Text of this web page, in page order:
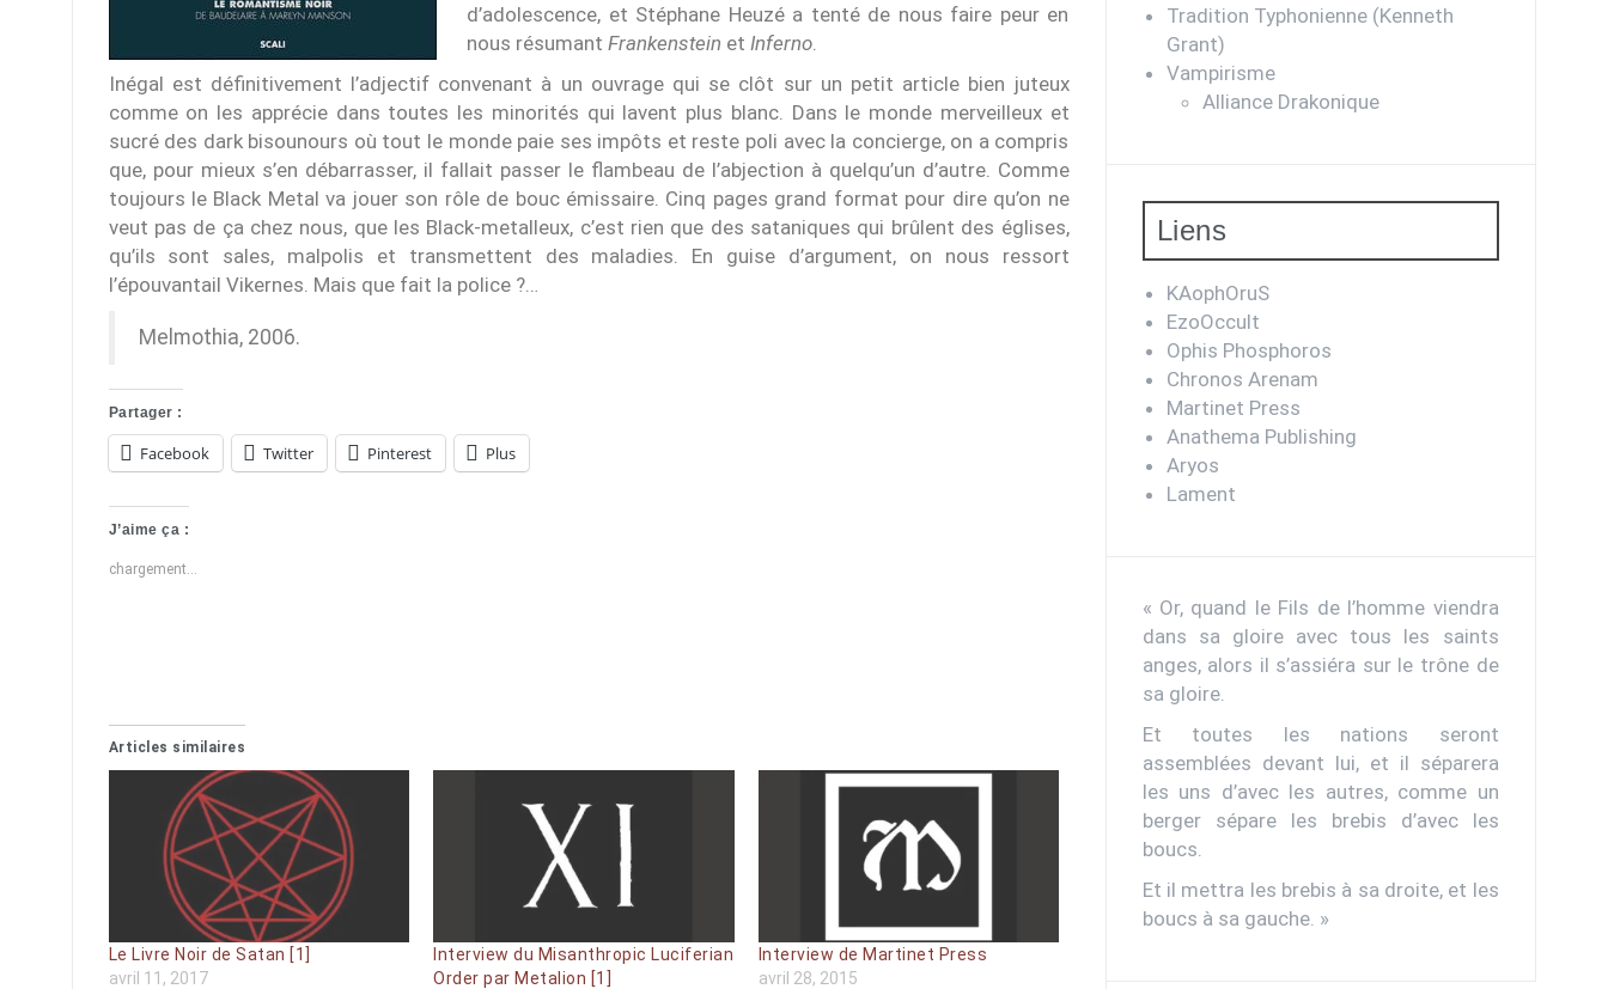
d’adolescence, et Stéphane Heuzé a tenté de nous faire peur en
nous résumant Frankenstein et Inferno.
Inégal est définitivement l’adjectif convenant à un ouvrage qui se clôt sur un petit article bien juteux
comme on les apprécie dans toutes les minorités qui lavent plus blanc. Dans le monde merveilleux et
sucré des dark bisounours où tout le monde paie ses impôts et reste poli avec la concierge, on a compris
que, pour mieux s’en débarrasser, il fallait passer le flambeau de l’abjection à quelqu’un d’autre. Comme
toujours le Black Metal va jouer son rôle de bouc émissaire. Cinq pages grand format pour dire qu’on ne
veut pas de ça chez nous, que les Black-metalleux, c’est rien que des sataniques qui brûlent des églises,
qu’ils sont sales, malpolis et transmettent des maladies. En guise d’argument, on nous ressort
l’épouvantail Vikernes. Mais que fait la police ?…
Melmothia, 2006.
Partager :
Facebook Twitter Pinterest Plus
J’aime ça :
chargement…
Articles similaires
Le Livre Noir de Satan [1]
avril 11, 2017
Interview du Misanthropic Luciferian
Order par Metalion [1]
Interview de Martinet Press
avril 28, 2015
Tradition Typhonienne (Kenneth
Grant)
Vampirisme
Alliance Drakonique
Liens
KAophOruS
EzoOccult
Ophis Phosphoros
Chronos Arenam
Martinet Press
Anathema Publishing
Aryos
Lament
« Or, quand le Fils de l’homme viendra
dans sa gloire avec tous les saints
anges, alors il s’assiéra sur le trône de
sa gloire.
Et toutes les nations seront
assemblées devant lui, et il séparera
les uns d’avec les autres, comme un
berger sépare les brebis d’avec les
boucs.
Et il mettra les brebis à sa droite, et les
boucs à sa gauche. »